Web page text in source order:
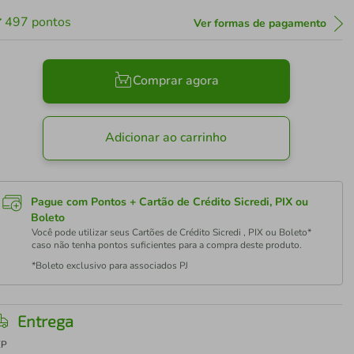
497 pontos Ver formas de pagamento
Comprar agora
Adicionar ao carrinho
Pague com Pontos + Cartão de Crédito Sicredi, PIX ou
Boleto
Você pode utilizar seus Cartões de Crédito Sicredi , PIX ou Boleto*
caso não tenha pontos suficientes para a compra deste produto.
*Boleto exclusivo para associados PJ
Entrega